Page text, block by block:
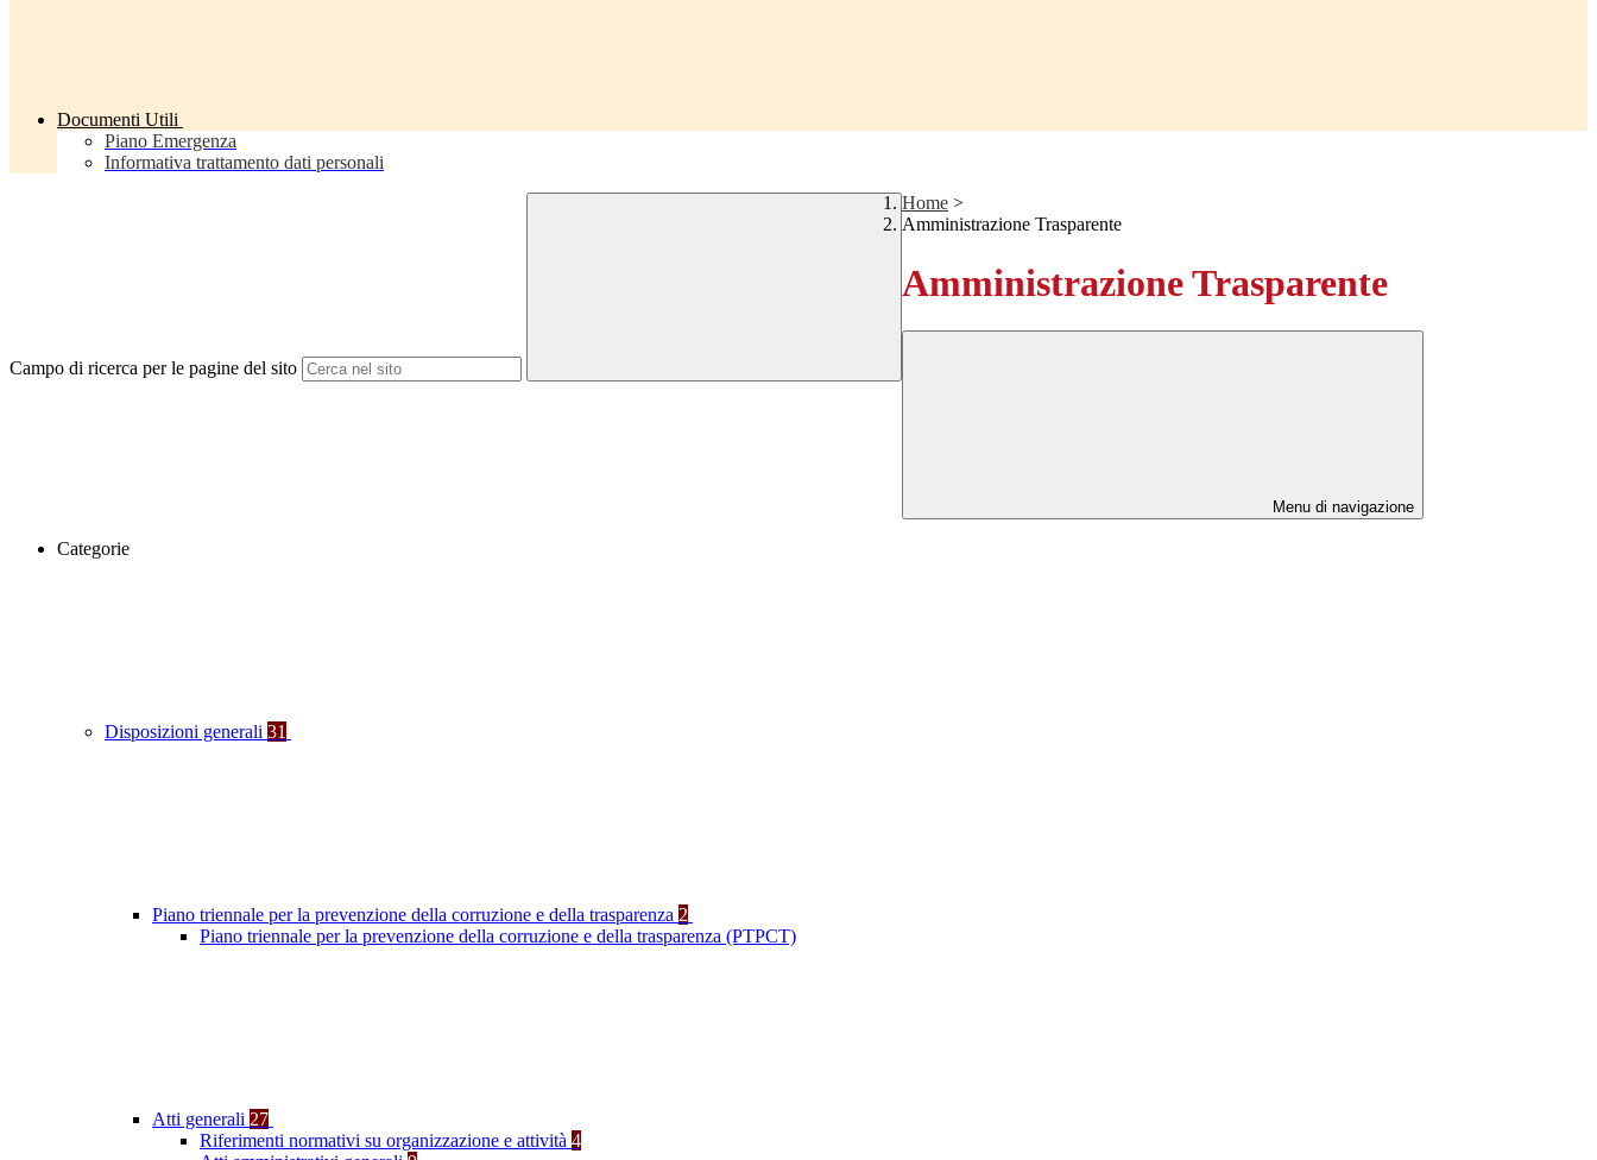
Documenti Utili
Piano Emergenza
Informativa trattamento dati personali
Campo di ricerca per le pagine del sito
Home >
Amministrazione Trasparente
Amministrazione Trasparente
Menu di navigazione
Categorie
Disposizioni generali 31
Piano triennale per la prevenzione della corruzione e della trasparenza 2
Piano triennale per la prevenzione della corruzione e della trasparenza (PTPCT)
Atti generali 27
Riferimenti normativi su organizzazione e attività 4